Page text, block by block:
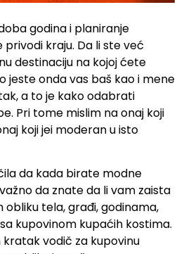
godina i planiranje
kraju. Da li ste već
destinaciju na kojoj ćete
jeste onda vas baš kao i mene
a to je kako odabrati
Pri tome mislim na onaj koji
koji jei moderan u isto
da kada birate modne
da znate da li vam zaista
obliku tela, građi, godinama,
kupovinom kupaćih kostima.
vodič za kupovinu